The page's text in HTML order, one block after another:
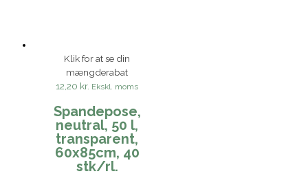
Klik for at se din
mængderabat
12,20 kr. Ekskl. moms
Spandepose,
neutral, 50 l,
transparent,
60x85cm, 40
stk/rl.